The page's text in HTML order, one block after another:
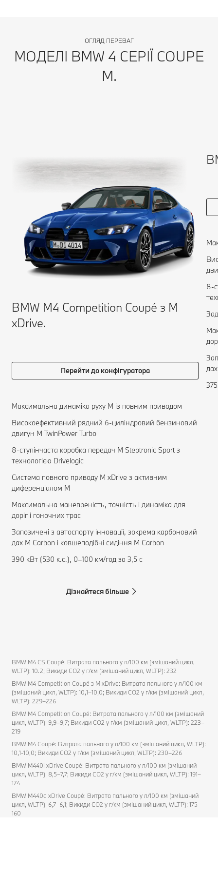
ОГЛЯД ПЕРЕВАГ
МОДЕЛІ BMW 4 СЕРІЇ COUPЕ
M.
BMW M4 Competition Coupé з M
xDrive.
Перейти до конфігуратора
Максимальна динаміка руху М із повним приводом
Високоефективний рядний 6-циліндровий бензиновий
двигун M TwinPower Turbo
8-ступінчаста коробка передач M Steptronic Sport з
технологією Drivelogic
Система повного приводу M xDrive з активним
диференціалом M
Максимальна маневреність, точність і динаміка для
доріг і гоночних трас
Запозичені з автоспорту інновації, зокрема карбоновий
дах M Carbon і ковшеподібні сидіння M Carbon
390 кВт (530 к.с.), 0–100 км/год за 3,5 с
Дізнайтеся більше
8-
BMW M4 CS Coupé: Витрата пального у л/100 км (змішаний цикл,
WLTP): 10.2; Викиди CO2 у г/км (змішаний цикл, WLTP): 232
BMW M4 Competition Coupé з M xDrive: Витрата пального у л/100 км
(змішаний цикл, WLTP): 10,1–10,0; Викиди CO2 у г/км (змішаний цикл,
WLTP): 229–226
BMW M4 Competition Coupé: Витрата пального у л/100 км (змішаний
цикл, WLTP): 9,9–9,7; Викиди CO2 у г/км (змішаний цикл, WLTP): 223–
219
BMW M4 Coupé: Витрата пального у л/100 км (змішаний цикл, WLTP):
10,1-10,0; Викиди CO2 у г/км (змішаний цикл, WLTP): 230–226
BMW M440i xDrive Coupé: Витрата пального у л/100 км (змішаний
цикл, WLTP): 8,5–7,7; Викиди CO2 у г/км (змішаний цикл, WLTP): 191–
174
BMW M440d xDrive Coupé: Витрата пального у л/100 км (змішаний
цикл, WLTP): 6,7–6,1; Викиди CO2 у г/км (змішаний цикл, WLTP): 175–
160